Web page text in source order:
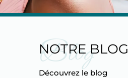
Blog
NOTRE BLOG
Découvrez le blog